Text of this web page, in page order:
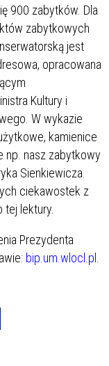
900 zabytków. Dla
zabytkowych
jest
opracowana
Kultury i
W wykazie
kamienice
np. nasz zabytkowy
Sienkiewicza.
ciekawostek z
tej lektury.
Prezydenta
bip.um.wlocl.pl